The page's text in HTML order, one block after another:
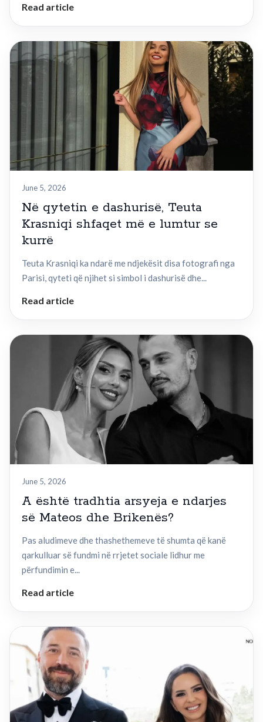
Read article
June 5, 2026
Në qytetin e dashurisë, Teuta
Krasniqi shfaqet më e lumtur se
kurrë
Teuta Krasniqi ka ndarë me ndjekësit disa fotografi nga
Parisi, qyteti që njihet si simbol i dashurisë dhe...
Read article
June 5, 2026
A është tradhtia arsyeja e ndarjes
së Mateos dhe Brikenës?
Pas aludimeve dhe thashethemeve të shumta që kanë
qarkulluar së fundmi në rrjetet sociale lidhur me
përfundimin e...
Read article